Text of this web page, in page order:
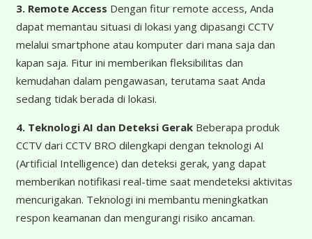
3. Remote Access Dengan fitur remote access, Anda
dapat memantau situasi di lokasi yang dipasangi CCTV
melalui smartphone atau komputer dari mana saja dan
kapan saja. Fitur ini memberikan fleksibilitas dan
kemudahan dalam pengawasan, terutama saat Anda
sedang tidak berada di lokasi.
4. Teknologi AI dan Deteksi GerakBeberapa produk
CCTV dari CCTV BRO dilengkapi dengan teknologi AI
(Artificial Intelligence) dan deteksi gerak, yang dapat
memberikan notifikasi real-time saat mendeteksi aktivitas
mencurigakan. Teknologi ini membantu meningkatkan
respon keamanan dan mengurangi risiko ancaman.